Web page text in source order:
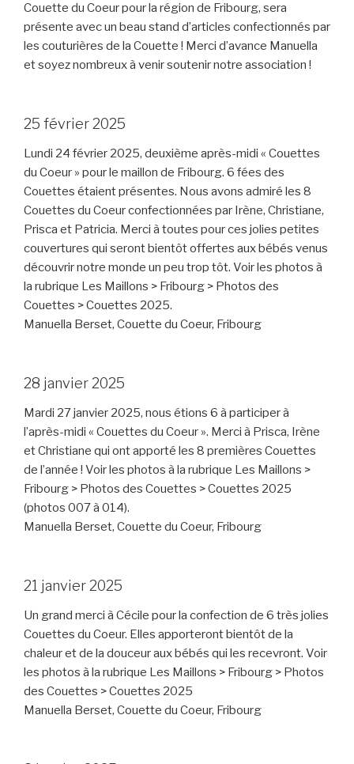
Couette du Coeur pour la région de Fribourg, sera
présente avec un beau stand d’articles confectionnés par
les couturières de la Couette ! Merci d’avance Manuella
et soyez nombreux à venir soutenir notre association !
25 février 2025
Lundi 24 février 2025, deuxième après-midi « Couettes
du Coeur » pour le maillon de Fribourg. 6 fées des
Couettes étaient présentes. Nous avons admiré les 8
Couettes du Coeur confectionnées par Irène, Christiane,
Prisca et Patricia. Merci à toutes pour ces jolies petites
couvertures qui seront bientôt offertes aux bébés venus
découvrir notre monde un peu trop tôt. Voir les photos à
la rubrique Les Maillons > Fribourg > Photos des
Couettes > Couettes 2025.
Manuella Berset, Couette du Coeur, Fribourg
28 janvier 2025
Mardi 27 janvier 2025, nous étions 6 à participer à
l’après-midi « Couettes du Coeur ». Merci à Prisca, Irène
et Christiane qui ont apporté les 8 premières Couettes
de l’année ! Voir les photos à la rubrique Les Maillons >
Fribourg > Photos des Couettes > Couettes 2025
(photos 007 à 014).
Manuella Berset, Couette du Coeur, Fribourg
21 janvier 2025
Un grand merci à Cécile pour la confection de 6 très jolies
Couettes du Coeur. Elles apporteront bientôt de la
chaleur et de la douceur aux bébés qui les recevront. Voir
les photos à la rubrique Les Maillons > Fribourg > Photos
des Couettes > Couettes 2025
Manuella Berset, Couette du Coeur, Fribourg